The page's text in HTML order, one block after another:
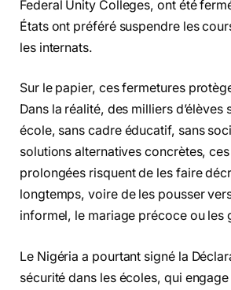
Federal Unity Colleges, ont été
États ont préféré suspendre les
les internats.
Sur le papier, ces fermetures
Dans la réalité, des milliers d’élèves
école, sans cadre éducatif, sans
solutions alternatives concrètes,
prolongées risquent de les faire
longtemps, voire de les pousser
informel, le mariage précoce ou les
Le Nigéria a pourtant signé la
sécurité dans les écoles, qui engage